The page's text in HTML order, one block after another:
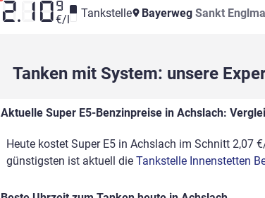
2.10 9
€/l Tankstelle Bayerweg Sankt
Tanken mit System: unsere
Aktuelle Super E5-Benzinpreise in Achslach:
Heute kostet Super E5 in Achslach im Schnitt 2,07
günstigsten ist aktuell die Tankstelle Innenstetten